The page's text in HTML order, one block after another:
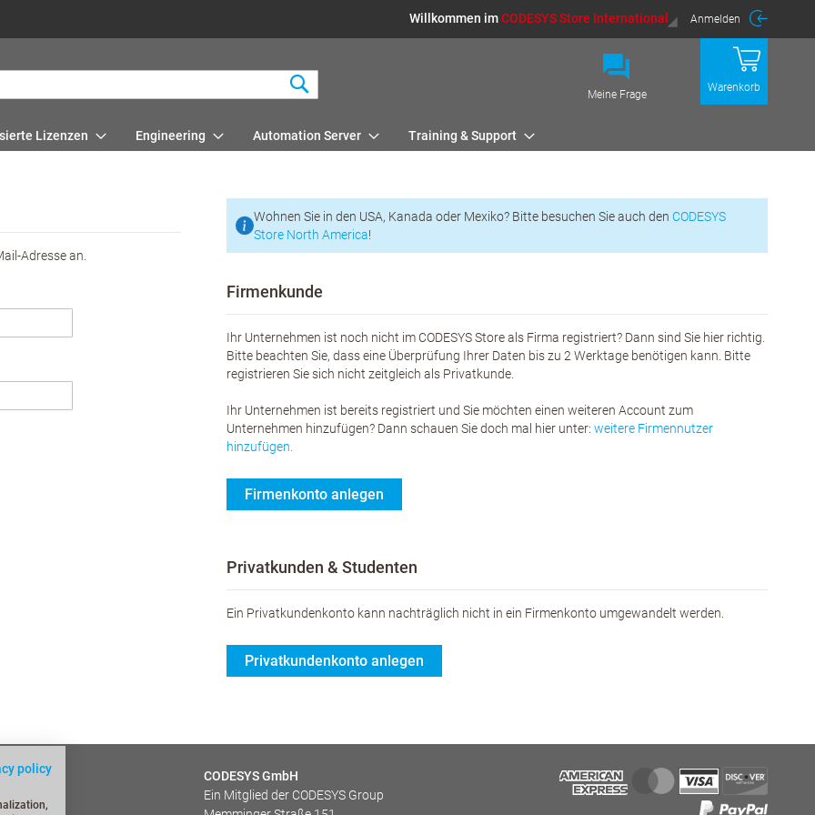
Willkommen imCODESYS Store International Anmelden
Warenkorb
Meine Frage
Lizenzen Engineering Automation Server Training & Support
Adresse an.
Wohnen Sie in den USA, Kanada oder Mexiko? Bitte besuchen Sie auch den CODESYS
Store North America!
Firmenkunde
Ihr Unternehmen ist noch nicht im CODESYS Store als Firma registriert? Dann sind Sie hier richtig.
Bitte beachten Sie, dass eine Überprüfung Ihrer Daten bis zu 2 Werktage benötigen kann. Bitte
registrieren Sie sich nicht zeitgleich als Privatkunde.
Ihr Unternehmen ist bereits registriert und Sie möchten einen weiteren Account zum
Unternehmen hinzufügen? Dann schauen Sie doch mal hier unter: weitere Firmennutzer
hinzufügen.
Firmenkonto anlegen
Privatkunden & Studenten
Ein Privatkundenkonto kann nachträglich nicht in ein Firmenkonto umgewandelt werden.
Privatkundenkonto anlegen
(FAQs)
CODESYS GmbH
Ein Mitglied der CODESYS Group
policy